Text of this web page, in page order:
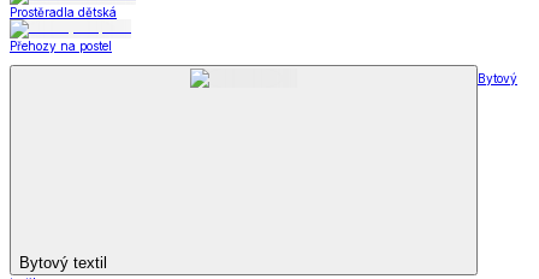
Prostěradla dětská
Přehozy na postel
Bytový textil
Bytový